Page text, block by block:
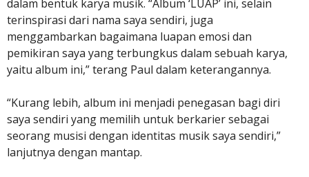
dalam bentuk karya musik. “Album ‘LUAP’ ini, selain
terinspirasi dari nama saya sendiri, juga
menggambarkan bagaimana luapan emosi dan
pemikiran saya yang terbungkus dalam sebuah karya,
yaitu album ini,” terang Paul dalam keterangannya.
“Kurang lebih, album ini menjadi penegasan bagi diri
saya sendiri yang memilih untuk berkarier sebagai
seorang musisi dengan identitas musik saya sendiri,”
lanjutnya dengan mantap.